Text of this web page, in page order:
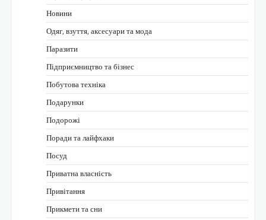
Новини
Одяг, взуття, аксесуари та мода
Паразити
Підприємництво та бізнес
Побутова техніка
Подарунки
Подорожі
Поради та лайфхаки
Посуд
Приватна власність
Привітання
Прикмети та сни